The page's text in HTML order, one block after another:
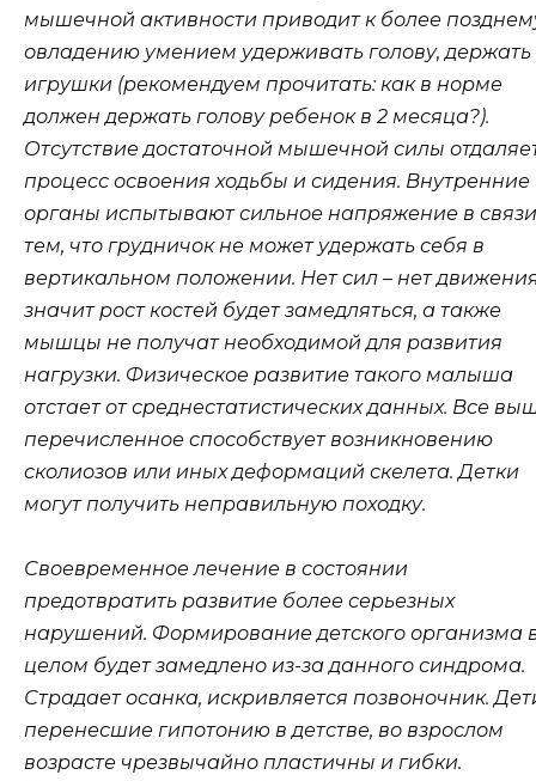
мышечной активности приводит к более
овладению умением удерживать голову, держать
игрушки (рекомендуем прочитать: как в норме
должен держать голову ребенок в 2 месяца?).
Отсутствие достаточной мышечной силы
процесс освоения ходьбы и сидения. Внутренние
органы испытывают сильное напряжение в
тем, что грудничок не может удержать себя в
вертикальном положении. Нет сил – нет
значит рост костей будет замедляться, а также
мышцы не получат необходимой для развития
нагрузки. Физическое развитие такого малыша
отстает от среднестатистических данных. Все
перечисленное способствует возникновению
сколиозов или иных деформаций скелета. Детки
могут получить неправильную походку.
Своевременное лечение в состоянии
предотвратить развитие более серьезных
нарушений. Формирование детского организма
целом будет замедлено из-за данного синдрома.
Страдает осанка, искривляется позвоночник.
перенесшие гипотонию в детстве, во взрослом
возрасте чрезвычайно пластичны и гибки.